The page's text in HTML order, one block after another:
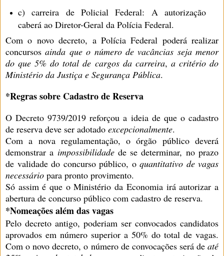
c) carreira de Policial Federal: A autorização
caberá ao Diretor-Geral da Polícia Federal.
Com o novo decreto, a Polícia Federal poderá realizar
concursosainda que o número de vacâncias seja menor
do que 5% do total de cargos da carreira, a critério do
Ministério da Justiça e Segurança Pública.
*Regras sobre Cadastro de Reserva
O Decreto 9739/2019 reforçou a ideia de que o cadastro
de reserva deve ser adotado excepcionalmente.
Com a nova regulamentação, o órgão público deverá
demonstrar a impossibilidadede se determinar, no prazo
de validade do concurso público, o quantitativo de vagas
necessário para pronto provimento.
Só assim é que o Ministério da Economia irá autorizar a
abertura de concurso público com cadastro de reserva.
*Nomeações além das vagas
Pelo decreto antigo, poderiam ser convocados candidatos
aprovados em número superior a 50% do total de vagas.
Com o novo decreto, o número de convocações será de até